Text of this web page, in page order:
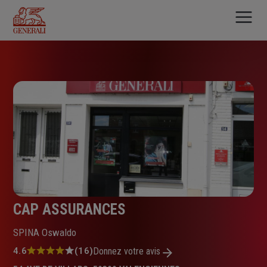
contenu
principal
CAP ASSURANCES
SPINA Oswaldo
Note
4.6 (16)Donnez votre avis